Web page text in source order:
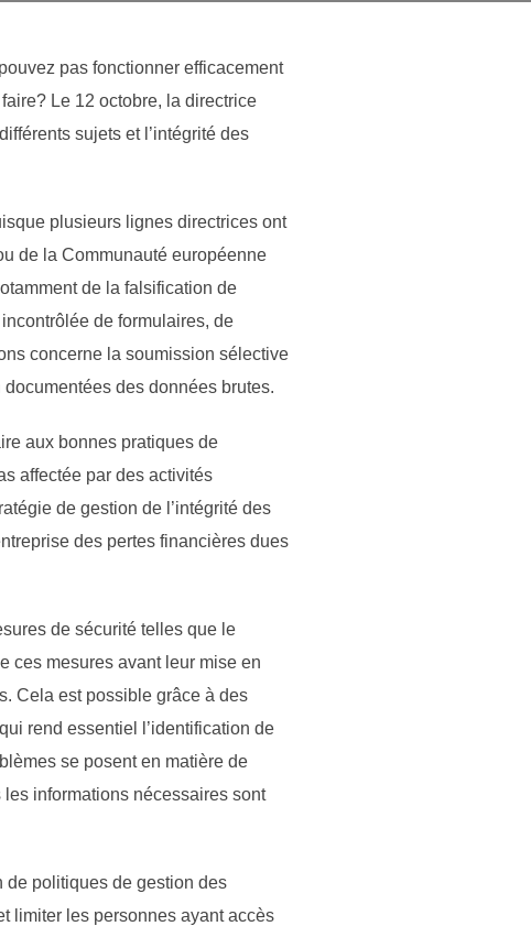
pas fonctionner efficacement
Le 12 octobre, la directrice
sujets et l’intégrité des
plusieurs lignes directrices ont
de la Communauté européenne
de la falsification de
de formulaires, de
concerne la soumission sélective
des données brutes.
aux bonnes pratiques de
affectée par des activités
de gestion de l’intégrité des
des pertes financières dues
de sécurité telles que le
ces mesures avant leur mise en
Cela est possible grâce à des
rend essentiel l’identification de
se posent en matière de
informations nécessaires sont
de politiques de gestion des
limiter les personnes ayant accès